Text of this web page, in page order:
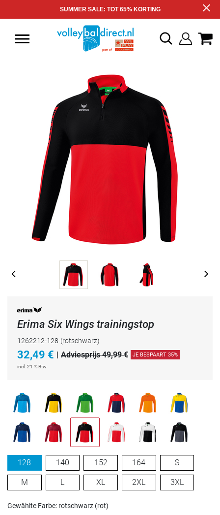
SUMMER SALE: TOT 65% KORTING
Erima Six Wings trainingstop
1262212-128 (rotschwarz)
32,49 € | Adviesprijs 49,99 € JE BESPAART 35%
incl. 21 % Btw.
128 140 152 164 S
M L XL 2XL 3XL
Gewählte Farbe: rotschwarz (rot)